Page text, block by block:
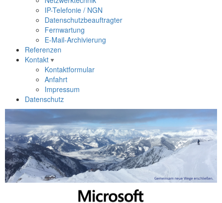
IP-Telefonie / NGN
Datenschutzbeauftragter
Fernwartung
E-Mail-Archivierung
Referenzen
Kontakt
Kontaktformular
Anfahrt
Impressum
Datenschutz